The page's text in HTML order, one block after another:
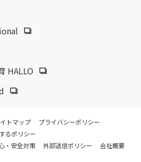
HALLO
トマップ
プライバシーポリシー
るポリシー
・安全対策
外部送信ポリシー
会社概要